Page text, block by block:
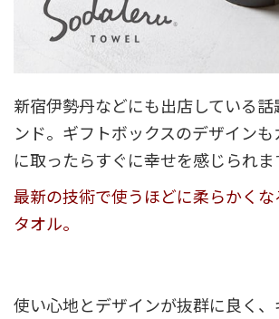
新宿伊勢丹などにも出店している
ンド。ギフトボックスのデザイン
に取ったらすぐに幸せを感じられま
最新の技術で使うほどに柔らかく
タオル。
使い心地とデザインが抜群に良く